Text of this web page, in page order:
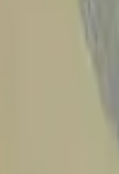
de dispositivos
de uso constante?
que soportan el
facilitan el corte y la
LED?
de las barras LED,